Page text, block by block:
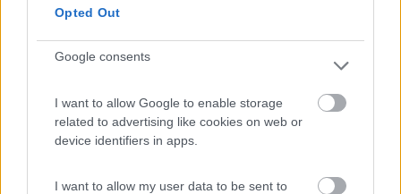
Opted Out
Google consents
I want to allow Google to enable storage
related to advertising like cookies on web or
device identifiers in apps.
I want to allow my user data to be sent to